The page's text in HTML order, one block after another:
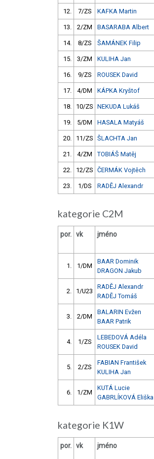
12. 7/ZS KAFKA Martin
13. 2/ZM BASARABA Albert
14. 8/ZS ŠAMÁNEK Filip
15. 3/ZM KULIHA Jan
16. 9/ZS ROUSEK David
17. 4/DM KÁPKA Kryštof
18. 10/ZS NEKUDA Lukáš
19. 5/DM HASALA Matyáš
20. 11/ZS ŠLACHTA Jan
21. 4/ZM TOBIÁŠ Matěj
22. 12/ZS ČERMÁK Vojtěch
23. 1/DS RADĚJ Alexandr
kategorie C2M
por. vk jméno
1. 1/DM
BAAR Dominik
DRAGON Jakub
2. 1/U23
RADĚJ Alexandr
RADĚJ Tomáš
3. 2/DM
BALARIN Evžen
BAAR Patrik
4. 1/ZS
LEBEDOVÁ Adéla
ROUSEK David
5. 2/ZS
FABIAN František
KULIHA Jan
6. 1/ZM
KUTÁ Lucie
GABRLÍKOVÁ Eliška
kategorie K1W
por. vk jméno